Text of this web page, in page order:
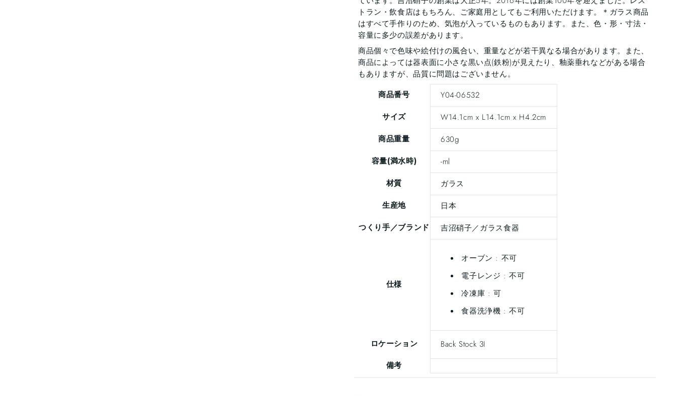
トラン・飲食店はもちろん、ご家庭用としてもご利用いただけます。＊ガラス商品
はすべて手作りのため、気泡が入っているものもあります。また、色・形・寸法・
容量に多少の誤差があります。
商品個々で色味や絵付けの風合い、重量などが若干異なる場合があります。また、
商品によっては器表面に小さな黒い点(鉄粉)が見えたり、釉薬垂れなどがある場合
もありますが、品質に問題はございません。
商品番号
Y04-06532
サイズ
W14.1cm x L14.1cm x H4.2cm
商品重量
630g
容量(満水時)
-ml
材質
ガラス
生産地
日本
つくり手／ブランド
吉沼硝子／ガラス食器
仕様
オーブン : 不可
電子レンジ : 不可
冷凍庫 : 可
食器洗浄機 : 不可
ロケーション
Back Stock 3I
備考